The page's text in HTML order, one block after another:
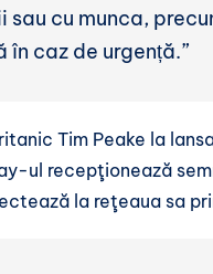
cu munca,
caz de urgență.”
Tim Peake la
ul recepţionează
la reţeaua sa